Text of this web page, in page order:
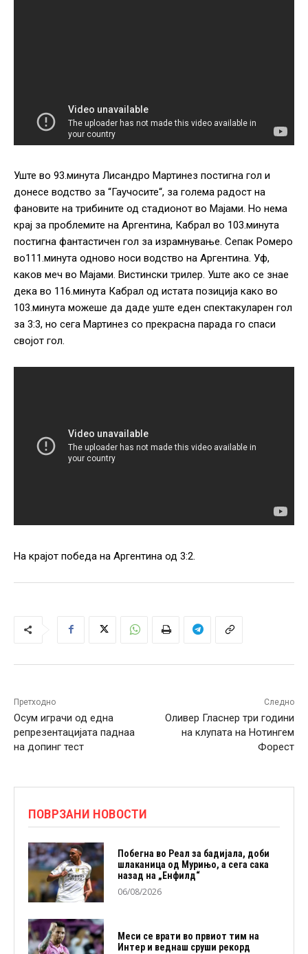
Уште во 93.минута Лисандро Мартинез постигна гол и
донесе водство за “Гаучосите“, за голема радост на
фановите на трибините од стадионот во Мајами. Но нема
крај за проблемите на Аргентина, Кабрал во 103.минута
постигна фантастичен гол за израмнување. Сепак Ромеро
во111.минута одново носи водство на Аргентина. Уф,
каков меч во Мајами. Вистински трилер. Уште ако се знае
дека во 116.минута Кабрал од истата позиција како во
103.минута можеше да даде уште еден спектакуларен гол
за 3:3, но сега Мартинез со прекрасна парада го спаси
својот гол.
На крајот победа на Аргентина од 3:2.
Претходно
Осум играчи од една
репрезентацијата паднаа
на допинг тест
Следно
Оливер Гласнер три години
на клупата на Нотингем
Форест
ПОВРЗАНИ НОВОСТИ
Побегна во Реал за бадијала, доби
шлаканица од Мурињо, а сега сака
назад на „Енфилд“
06/08/2026
Меси се врати во првиот тим на
Интер и веднаш сруши рекорд